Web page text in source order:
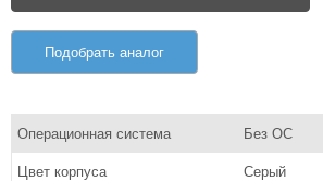
Подобрать аналог
Операционная система Без ОС
Цвет корпуса Серый